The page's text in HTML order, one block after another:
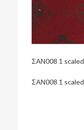
ΣΑΝ008 1 scaled
ΣΑΝ008 1 scaled